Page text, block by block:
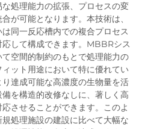
処理能力の拡張、プロセスの変
が可能となります。本技術は、
同一反応槽内での複合プロセス
して構成できます。MBBRシス
空間的制約のもとで処理能力の
ット用途において特に優れてい
達成可能な高濃度の生物量を活
を構造的改修なしに、著しく高
させることができます。このよ
処理施設の建設に比べて大幅な